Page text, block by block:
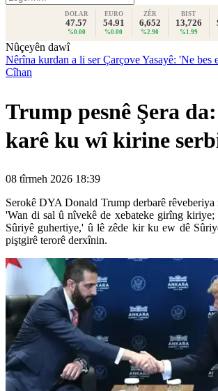
DOLAR
47.57
%0.00
EURO
54.91
%0.00
ZÊR
6,652
%2.90
BIST
13,726
%1.99
Nûçeyên dawî
Nêrîna kurdan a li ser Çarçove Yasayê: 'Ne bes
Cîhan
Trump pesnê Şera
karê ku wî kirine
08 tîrmeh 2026 18:39
Serokê DYA Donald Trump derbarê
'Wan di sal û nîvekê de xebateke girîng kiriye;
Sûriyê guhertiye,' û lê zêde kir ku ew dê
piştgirê terorê derxînin.